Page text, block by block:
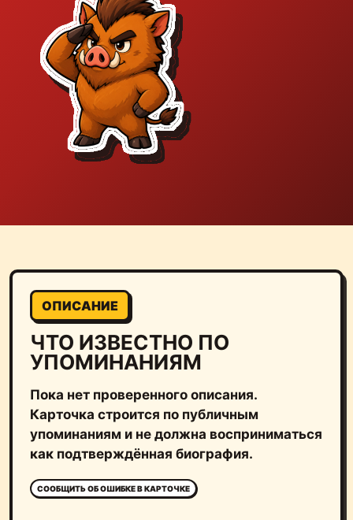
ОПИСАНИЕ
ЧТО ИЗВЕСТНО ПО
УПОМИНАНИЯМ
Пока нет проверенного описания.
Карточка строится по публичным
упоминаниям и не должна восприниматься
как подтверждённая биография.
СООБЩИТЬ ОБ ОШИБКЕ В КАРТОЧКЕ